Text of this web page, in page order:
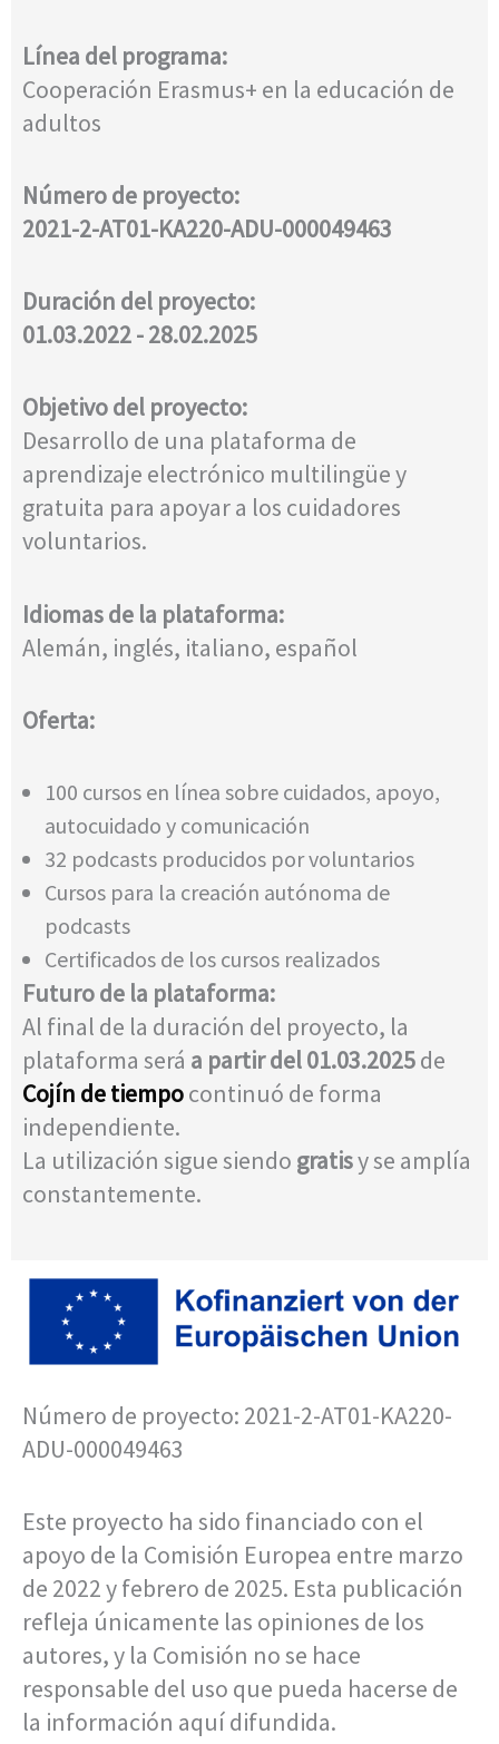
Línea del programa:
Cooperación Erasmus+ en la educación de
adultos
Número de proyecto:
2021-2-AT01-KA220-ADU-000049463
Duración del proyecto:
01.03.2022 - 28.02.2025
Objetivo del proyecto:
Desarrollo de una plataforma de
aprendizaje electrónico multilingüe y
gratuita para apoyar a los cuidadores
voluntarios.
Idiomas de la plataforma:
Alemán, inglés, italiano, español
Oferta:
100 cursos en línea sobre cuidados, apoyo,
autocuidado y comunicación
32 podcasts producidos por voluntarios
Cursos para la creación autónoma de
podcasts
Certificados de los cursos realizados
Futuro de la plataforma:
Al final de la duración del proyecto, la
plataforma será a partir del 01.03.2025de
Cojín de tiempocontinuó de forma
independiente.
La utilización sigue siendo gratisy se amplía
constantemente.
Número de proyecto: 2021-2-AT01-KA220-
ADU-000049463
Este proyecto ha sido financiado con el
apoyo de la Comisión Europea entre marzo
de 2022 y febrero de 2025. Esta publicación
refleja únicamente las opiniones de los
autores, y la Comisión no se hace
responsable del uso que pueda hacerse de
la información aquí difundida.